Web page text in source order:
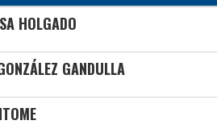
HOLGADO
GANDULLA